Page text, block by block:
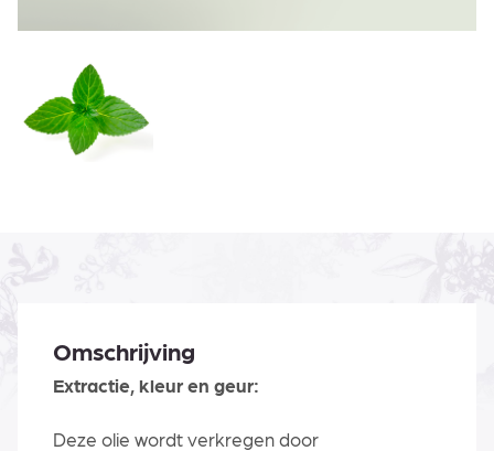
Omschrijving
Extractie, kleur en geur:
Deze olie wordt verkregen door